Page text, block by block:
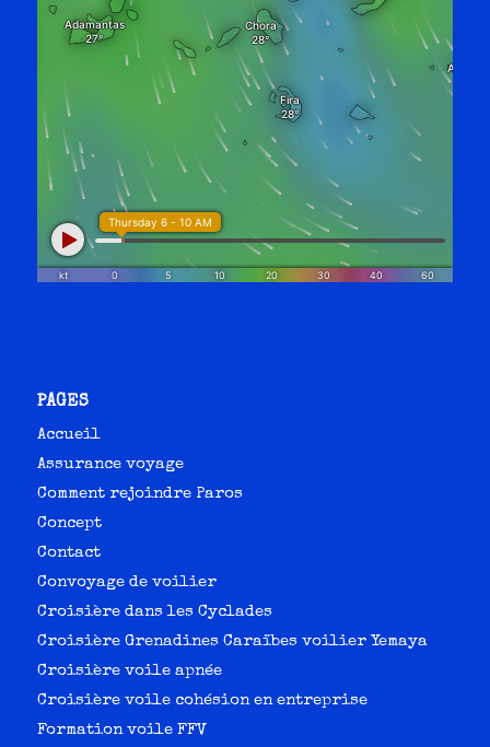
PAGES
Accueil
Assurance voyage
Comment rejoindre Paros
Concept
Contact
Convoyage de voilier
Croisière dans les Cyclades
Croisière Grenadines Caraïbes voilier Yemaya
Croisière voile apnée
Croisière voile cohésion en entreprise
Formation voile FFV